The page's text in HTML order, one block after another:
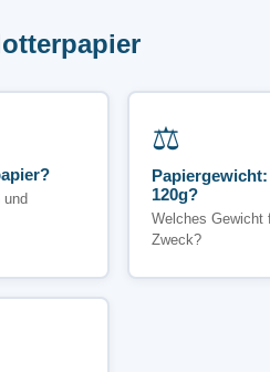
und
⚖️
Papiergewicht:
120g?
Welches Gewicht
Zweck?